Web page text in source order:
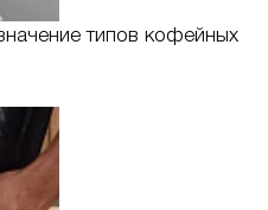
типов кофейных